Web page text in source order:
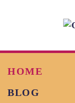
Skip to main
HOME
BLOG